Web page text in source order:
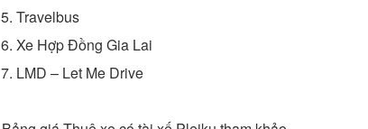
5. Travelbus
6. Xe Hợp Đồng Gia Lai
7. LMD – Let Me Drive